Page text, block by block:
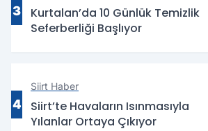
3
Kurtalan’da 10 Günlük Temizlik
Seferberliği Başlıyor
4
Siirt Haber
Siirt’te Havaların Isınmasıyla
Yılanlar Ortaya Çıkıyor